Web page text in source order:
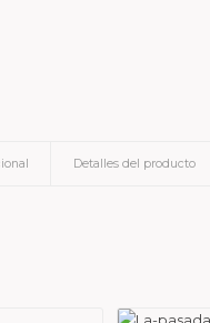
Detalles del producto